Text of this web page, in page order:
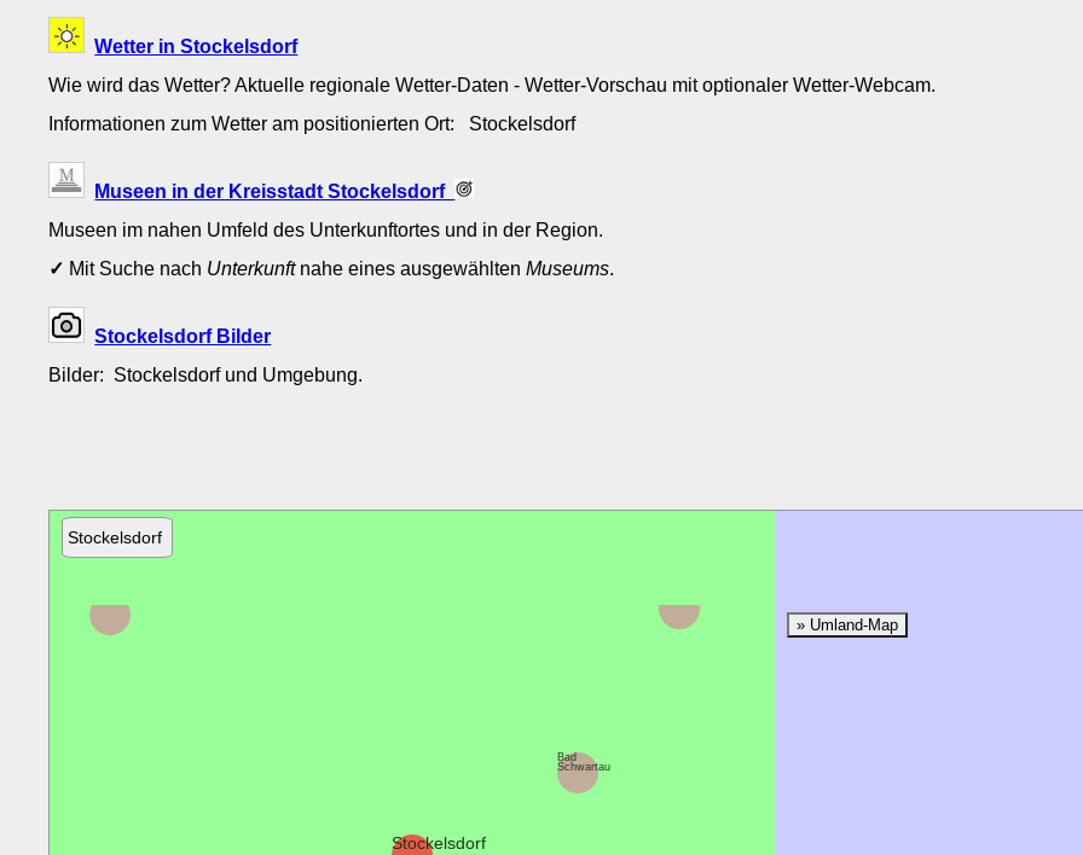
Wetter in Stockelsdorf
Wie wird das Wetter? Aktuelle regionale Wetter-Daten - Wetter-Vorschau mit optionaler Wetter-Webcam.
Informationen zum Wetter am positionierten Ort: Stockelsdorf
Museen in der Kreisstadt Stockelsdorf
Museen im nahen Umfeld des Unterkunftortes und in der Region.
✓ Mit Suche nach Unterkunftnahe eines ausgewähltenMuseums.
Stockelsdorf Bilder
Bilder: Stockelsdorf und Umgebung.
Stockelsdorf
Stockelsdorf
Bad
Schwartau
» Umland-Map